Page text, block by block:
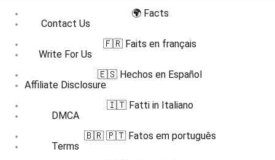
Contact Us
Write For Us
Affiliate Disclosure
DMCA
Terms
🌍 Facts
🇫🇷 Faits en français
🇪🇸 Hechos en Español
🇮🇹 Fatti in Italiano
🇧🇷 🇵🇹 Fatos em português